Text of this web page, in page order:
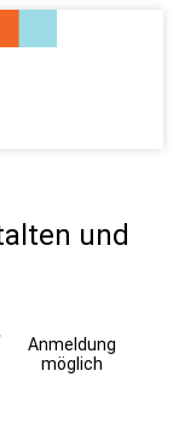
und
Anmeldung
möglich